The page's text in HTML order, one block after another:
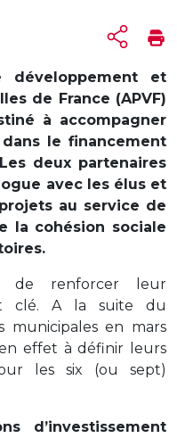
développement et
de France (APVF)
à accompagner
le financement
deux partenaires
avec les élus et
au service de
la cohésion sociale
de renforcer leur
clé. A la suite du
municipales en mars
effet à définir leurs
les six (ou sept)
d’investissement